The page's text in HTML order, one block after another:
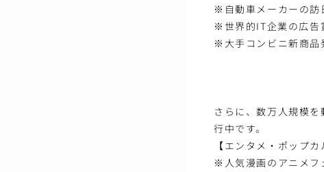
※自動車メーカーの訪
※世界的IT企業の広告
※大手コンビニ新商品
さらに、数万人規模
行中です。
【エンタメ・ポップカ
※人気漫画のアニメフ